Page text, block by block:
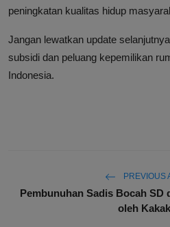
peningkatan kualitas hidup
Jangan lewatkan update
subsidi dan peluang kepemilikan
Indonesia.
PREVIOUS
Pembunuhan Sadis Bocah SD
oleh